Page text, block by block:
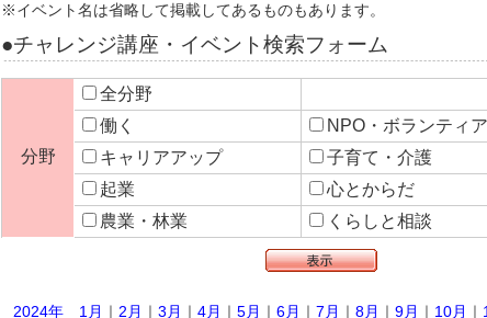
※イベント名は省略して掲載してあるものもあります。
●チャレンジ講座・イベント検索フォーム
分野
全分野
働く
NPO・ボランティ
キャリアアップ
子育て・介護
起業
心とからだ
農業・林業
くらしと相談
2024年 1月 ｜ 2月 ｜ 3月 ｜ 4月 ｜ 5月 ｜ 6月 ｜ 7月 ｜ 8月 ｜ 9月 ｜ 10月 ｜